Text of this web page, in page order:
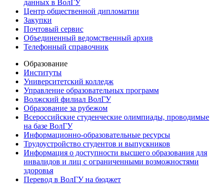
данных в ВолГУ
Центр общественной дипломатии
Закупки
Почтовый сервис
Объединенный ведомственный архив
Телефонный справочник
Образование
Институты
Университетский колледж
Управление образовательных программ
Волжский филиал ВолГУ
Образование за рубежом
Всероссийские студенческие олимпиады, проводимые
на базе ВолГУ
Информационно-образовательные ресурсы
Трудоустройство студентов и выпускников
Информация о доступности высшего образования для
инвалидов и лиц с ограниченными возможностями
здоровья
Перевод в ВолГУ на бюджет